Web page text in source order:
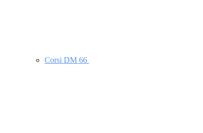
Corsi DM 66